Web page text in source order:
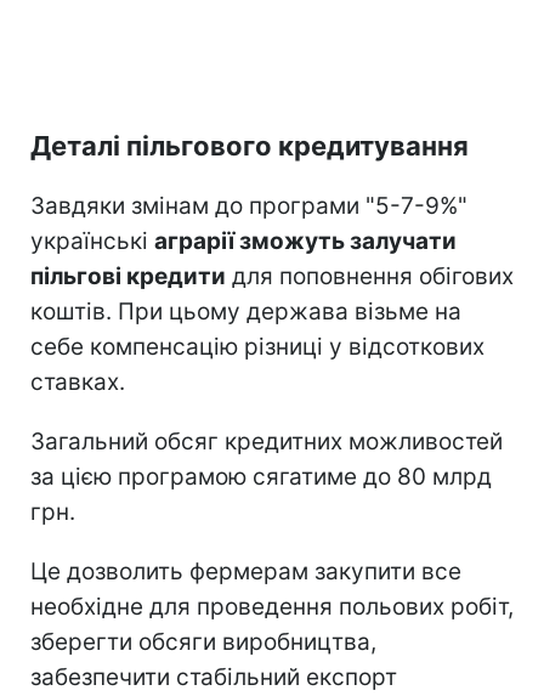
Деталі пільгового кредитування
Завдяки змінам до програми "5-7-9%"
українські аграрії зможуть залучати
пільгові кредити для поповнення обігових
коштів. При цьому держава візьме на
себе компенсацію різниці у відсоткових
ставках.
Загальний обсяг кредитних можливостей
за цією програмою сягатиме до 80 млрд
грн.
Це дозволить фермерам закупити все
необхідне для проведення польових робіт,
зберегти обсяги виробництва,
забезпечити стабільний експорт